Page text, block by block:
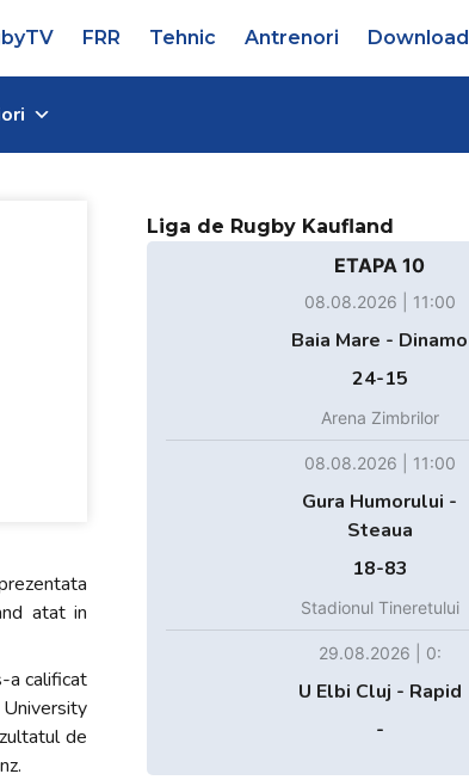
FRR Tehnic Antrenori Download
atat in
a calificat
de
Liga de Rugby Kaufland
ETAPA 10
08.08.2026 | 11:00
Baia Mare - Dinamo
24-15
Arena Zimbrilor
08.08.2026 | 11:00
Gura Humorului -
Steaua
18-83
Stadionul Tineretului
29.08.2026 | 0:
U Elbi Cluj - Rapid
-